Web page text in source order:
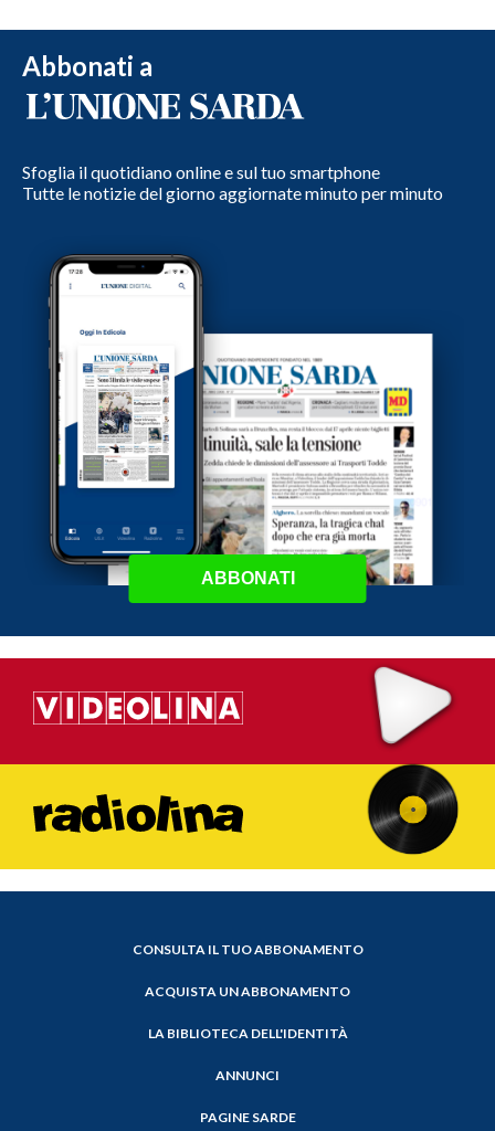
Abbonati a
Sfoglia il quotidiano online e sul tuo smartphone
Tutte le notizie del giorno aggiornate minuto per minuto
ABBONATI
CONSULTA IL TUO ABBONAMENTO
ACQUISTA UN ABBONAMENTO
LA BIBLIOTECA DELL'IDENTITÀ
ANNUNCI
PAGINE SARDE